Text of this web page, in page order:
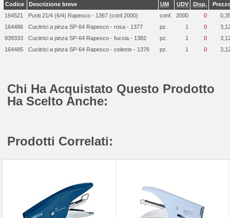
Codice Descrizione breve UM UDV Disp.
164521
Punti 21/4 (6/4) Rapesco - 1367 (conf.2000) conf. 2000 0
164486
Cucitrici a pinza SP-64 Rapesco - rosa - 1377 pz. 1 0
939333
Cucitrici a pinza SP-64 Rapesco - fucsia - 1382 pz. 1 0
164485
Cucitrici a pinza SP-64 Rapesco - celeste - 1376 pz. 1 0
Chi Ha Acquistato Questo Prodotto
Ha Scelto Anche:
Prodotti Correlati: